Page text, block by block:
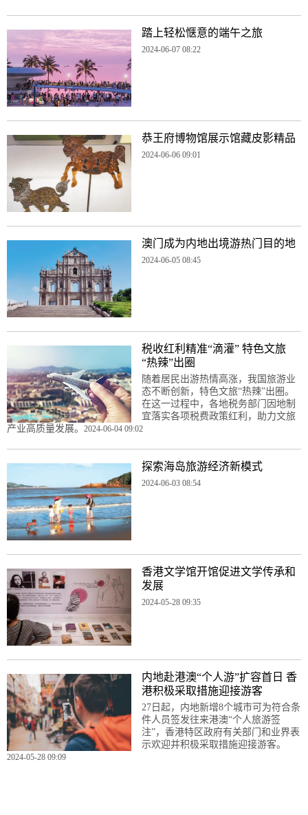
踏上轻松惬意的端午之旅
2024-06-07 08:22
恭王府博物馆展示馆藏皮影精品
2024-06-06 09:01
澳门成为内地出境游热门目的地
2024-06-05 08:45
税收红利精准“滴灌” 特色文旅
“热辣”出圈
随着居民出游热情高涨，我国旅游业
态不断创新，特色文旅“热辣”出圈。
在这一过程中，各地税务部门因地制
宜落实各项税费政策红利，助力文旅
产业高质量发展。 2024-06-04 09:02
探索海岛旅游经济新模式
2024-06-03 08:54
香港文学馆开馆促进文学传承和
发展
2024-05-28 09:35
内地赴港澳“个人游”扩容首日 香
港积极采取措施迎接游客
27日起，内地新增8个城市可为符合条
件人员签发往来港澳“个人旅游签
注”，香港特区政府有关部门和业界表
示欢迎并积极采取措施迎接游客。
2024-05-28 09:09